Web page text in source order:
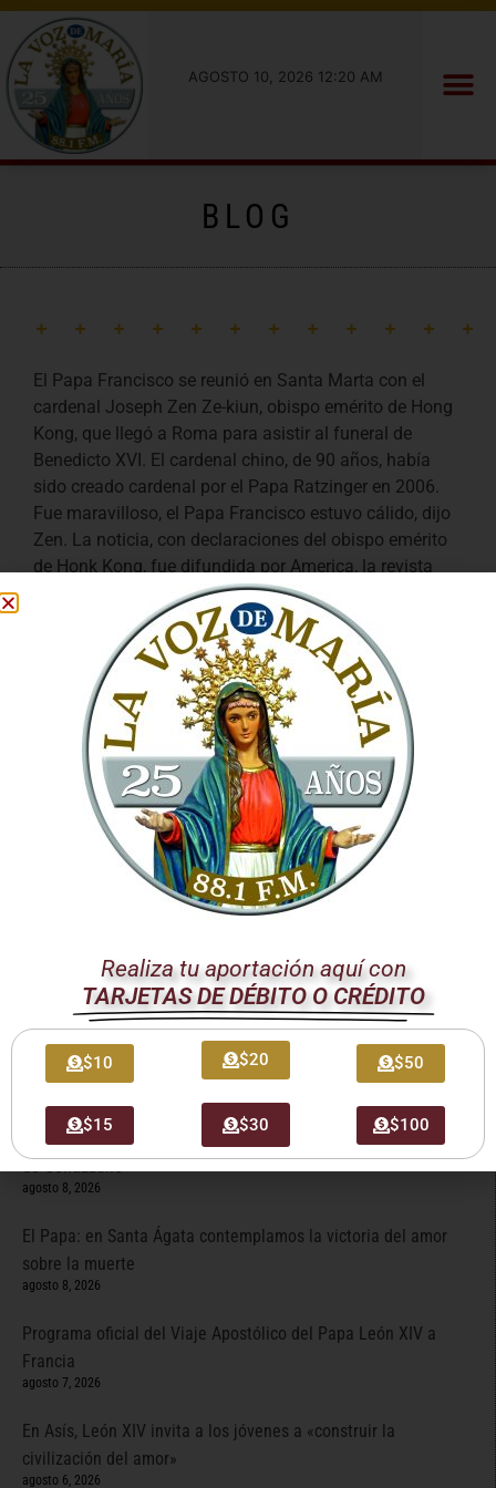
AGOSTO 10, 2026 12:20 AM
BLOG
Regresa al Blog
Buscar Entradas
León XIV: Confiar en Dios, no desesperarnos en la oscuridad
agosto 9, 2026
El Papa: Detengan la espiral de violencia y den cabida a la
diplomacia
León XIV visitará el Santuario de la Madre del Buen Consejo
de Genazzano
agosto 8, 2026
El Papa: en Santa Ágata contemplamos la victoria del amor
sobre la muerte
agosto 8, 2026
Programa oficial del Viaje Apostólico del Papa León XIV a
Francia
agosto 7, 2026
En Asís, León XIV invita a los jóvenes a «construir la
civilización del amor»
agosto 6, 2026
El Papa Francisco se reunió en Santa Marta con el
cardenal Joseph Zen Ze-kiun, obispo emérito de Hong
Kong, que llegó a Roma para asistir al funeral de
Benedicto XVI. El cardenal chino, de 90 años, había
sido creado cardenal por el Papa Ratzinger en 2006.
Fue maravilloso, el Papa Francisco estuvo cálido, dijo
Zen. La noticia, con declaraciones del obispo emérito
de Honk Kong, fue difundida por America, la revista
jesuita estadounidense.
Realiza tu aportación aquí con
TARJETAS DE DÉBITO O CRÉDITO
$10
$15
$20
$30
$50
$100